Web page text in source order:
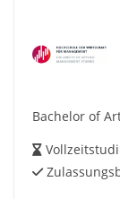
Bachelor of